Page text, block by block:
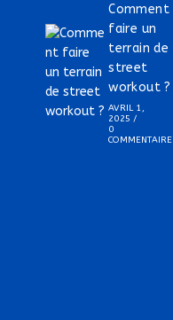
Comment
faire un
terrain de
street
workout ?
AVRIL 1,
2025 /
0
COMMENTAIRE